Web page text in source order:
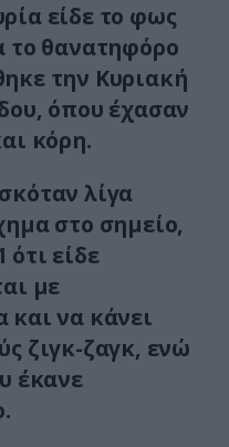
είδε το φως
το θανατηφόρο
την Κυριακή
όπου έχασαν
κόρη.
λίγα
στο σημείο,
είδε
με
και να κάνει
ζιγκ-ζαγκ, ενώ
έκανε